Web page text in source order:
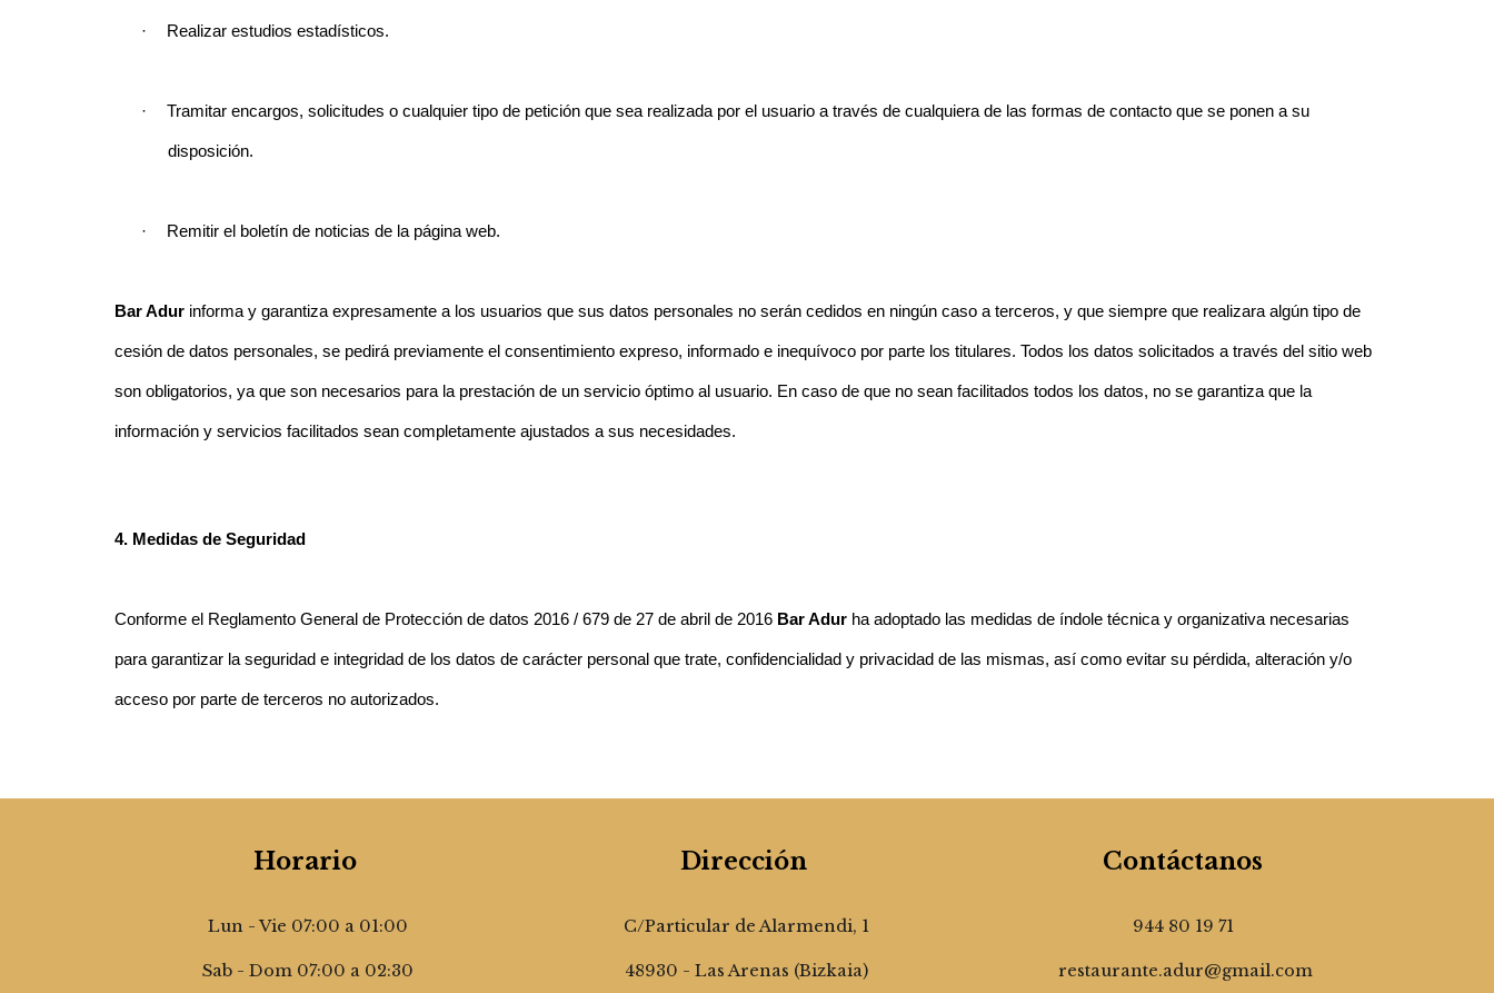
· Realizar estudios estadísticos.
· Tramitar encargos, solicitudes o cualquier tipo de petición que sea realizada por el usuario a través de cualquiera de las formas de contacto que se ponen a su
disposición.
· Remitir el boletín de noticias de la página web.
Bar Adurinforma y garantiza expresamente a los usuarios que sus datos personales no serán cedidos en ningún caso a terceros, y que siempre que realizara algún tipo de
cesión de datos personales, se pedirá previamente el consentimiento expreso, informado e inequívoco por parte los titulares. Todos los datos solicitados a través del sitio web
son obligatorios, ya que son necesarios para la prestación de un servicio óptimo al usuario. En caso de que no sean facilitados todos los datos, no se garantiza que la
información y servicios facilitados sean completamente ajustados a sus necesidades.
4. Medidas de Seguridad
Conforme el Reglamento General de Protección de datos 2016 / 679 de 27 de abril de 2016 Bar Adurha adoptado las medidas de índole técnica y organizativa necesarias
para garantizar la seguridad e integridad de los datos de carácter personal que trate, confidencialidad y privacidad de las mismas, así como evitar su pérdida, alteración y/o
acceso por parte de terceros no autorizados.
Horario
Lun - Vie 07:00 a 01:00
Sab - Dom 07:00 a 02:30
Dirección
C/Particular de Alarmendi, 1
48930 - Las Arenas (Bizkaia)
Contáctanos
944 80 19 71
restaurante.adur@gmail.com